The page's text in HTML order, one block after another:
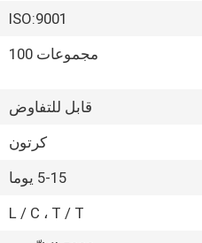
ISO:9001
مجموعات 100
قابل للتفاوض
كرتون
5-15 يوما
L / C ، T / T